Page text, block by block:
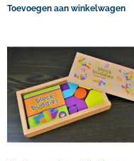
Toevoegen aan winkelwagen